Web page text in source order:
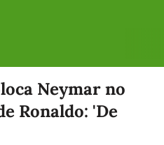
notíciasNeymar no
Ronaldo: 'De